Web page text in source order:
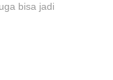
bisa jadi